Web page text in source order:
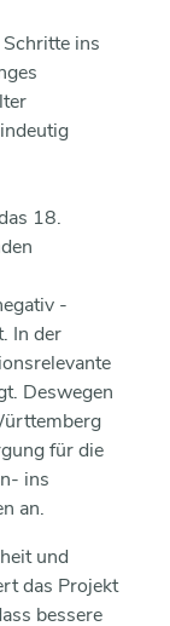
ins
18.
-
In der
für die
ins
an.
und
das Projekt
bessere